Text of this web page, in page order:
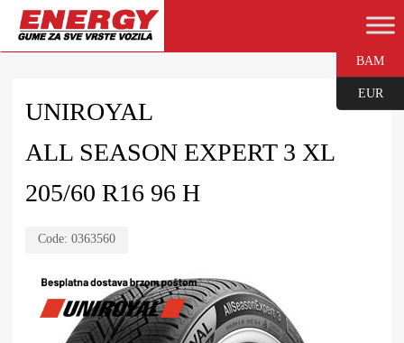
UNIROYAL
ALL SEASON EXPERT 3 XL
205/60 R16 96 H
Code: 0363560
BAM
EUR